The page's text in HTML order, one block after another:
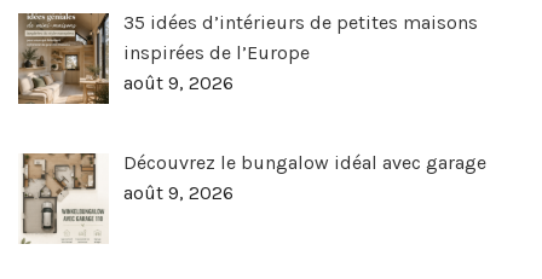
35 idées d’intérieurs de petites maisons
inspirées de l’Europe
août 9, 2026
Découvrez le bungalow idéal avec garage
août 9, 2026